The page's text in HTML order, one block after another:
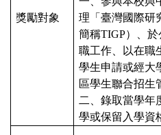
獎勵對象
理「臺灣國際研
簡稱TIGP）、
職工作、以在職
學生申請或經大
區學生聯合招生
二、錄取當學年
學或保留入學資